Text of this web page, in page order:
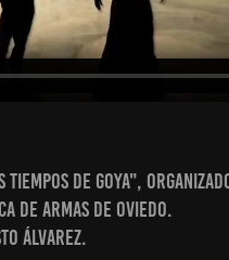
de Goya",
de Armas de Oviedo.
Álvarez.